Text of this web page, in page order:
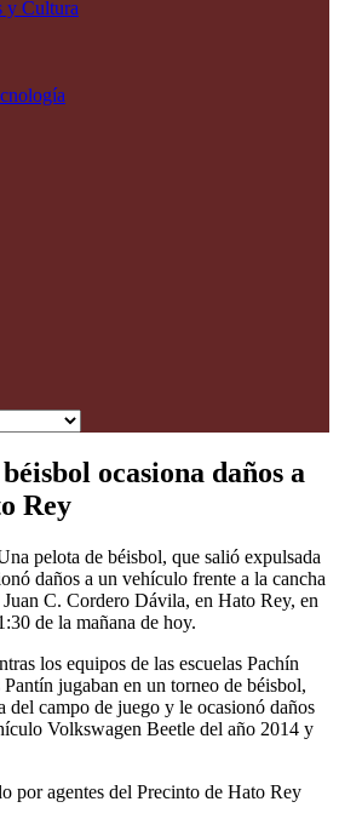
Rey
daños a un vehículo frente a la cancha
C. Cordero Dávila, en Hato Rey, en
de la mañana de hoy.
jugaban en un torneo de béisbol,
del campo de juego y le ocasionó daños
Volkswagen Beetle del año 2014 y